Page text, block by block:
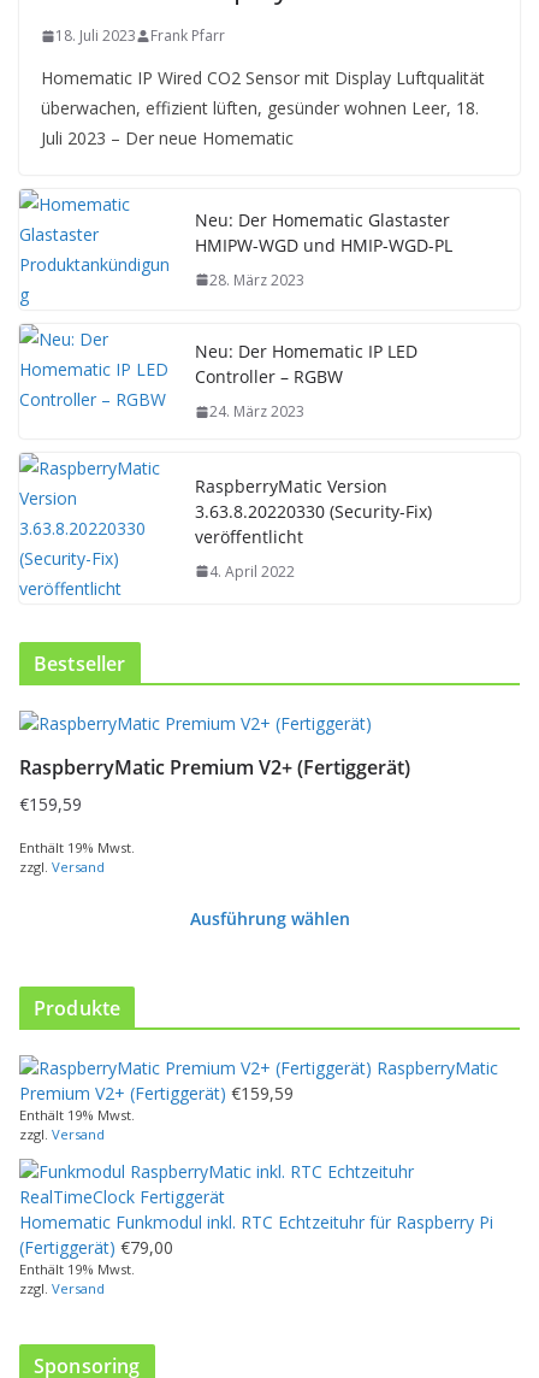
18. Juli 2023 Frank Pfarr
Homematic IP Wired CO2 Sensor mit Display Luftqualität
überwachen, effizient lüften, gesünder wohnen Leer, 18.
Juli 2023 – Der neue Homematic
Neu: Der Homematic Glastaster
HMIPW-WGD und HMIP-WGD-PL
28. März 2023
Neu: Der Homematic IP LED
Controller – RGBW
24. März 2023
RaspberryMatic Version
3.63.8.20220330 (Security-Fix)
veröffentlicht
4. April 2022
Bestseller
RaspberryMatic Premium V2+ (Fertiggerät)
€159,59
Enthält 19% Mwst.
zzgl. Versand
Ausführung wählen
D
e
s
s
P
t
w
e
i
s
m
e
h
r
e
V
Produkte
RaspberryMatic
Premium V2+ (Fertiggerät) €159,59
Enthält 19% Mwst.
zzgl. Versand
Homematic Funkmodul inkl. RTC Echtzeituhr für Raspberry Pi
(Fertiggerät) €79,00
Enthält 19% Mwst.
zzgl. Versand
Sponsoring